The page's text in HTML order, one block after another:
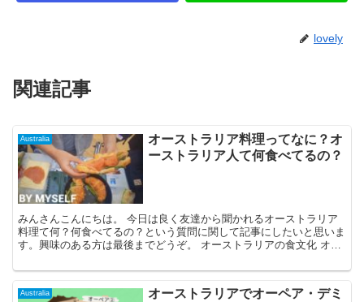
lovely
関連記事
Australia
オーストラリア料理ってなに？オ
ーストラリア人て何食べてるの？
みんさんこんにちは。 今日は良く友達から聞かれるオーストラリア
料理て何？何食べてるの？という質問に関して記事にしたいと思いま
す。興味のある方は最後までどうぞ。 オーストラリアの食文化 オー
Australia
オーストラリアでオーペア・デミ